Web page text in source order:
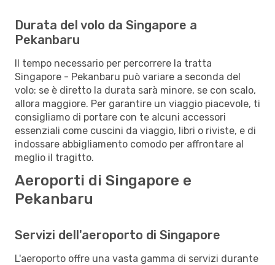
Durata del volo da Singapore a
Pekanbaru
Il tempo necessario per percorrere la tratta
Singapore - Pekanbaru può variare a seconda del
volo: se è diretto la durata sarà minore, se con scalo,
allora maggiore. Per garantire un viaggio piacevole, ti
consigliamo di portare con te alcuni accessori
essenziali come cuscini da viaggio, libri o riviste, e di
indossare abbigliamento comodo per affrontare al
meglio il tragitto.
Aeroporti di Singapore e
Pekanbaru
Servizi dell'aeroporto di Singapore
L'aeroporto offre una vasta gamma di servizi durante